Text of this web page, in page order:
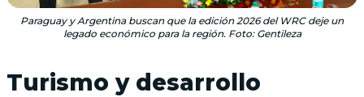
Paraguay y Argentina buscan que la edición 2026 del WRC deje un
legado económico para la región. Foto: Gentileza
Turismo y desarrollo